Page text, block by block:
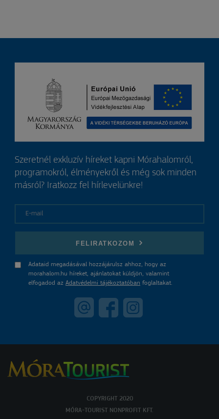
Szeretnél exkluzív híreket kapni Mórahalomról,
programokról, élményekről és még sok minden
másról? Iratkozz fel hírlevelünkre!
FELIRATKOZOM
Adataid megadásával hozzájárulsz ahhoz, hogy az
morahalom.hu híreket, ajánlatokat küldjön, valamint
elfogadod az Adatvédelmi tájékoztatóban foglaltakat.
COPYRIGHT 2020
MÓRA-TOURIST NONPROFIT KFT.